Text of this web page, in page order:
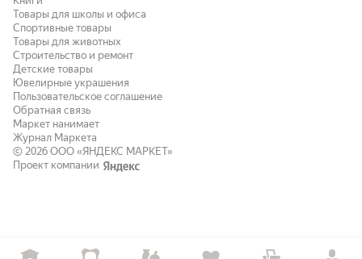
Товары для школы и офиса
Спортивные товары
Товары для животных
Строительство и ремонт
Детские товары
Ювелирные украшения
Пользовательское соглашение
Обратная связь
Маркет нанимает
Журнал Маркета
© 2026 ООО «ЯНДЕКС МАРКЕТ»
Проект компании